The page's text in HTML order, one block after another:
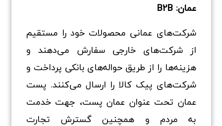
عمان: B2B
شرکت‌های عمانی محصولات خود را مستقیم
از شرکت‌های خارجی سفارش می‌دهند و
هزینه‌ها را از طریق حواله‌های بانکی پرداخت و
شرکت‌های پیک کالا را ارسال می‌کنند. پست
عمان تحت عنوان عمان پست، جهت خدمت
به مردم و همچنین گسترش تجارت